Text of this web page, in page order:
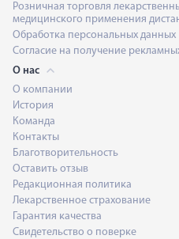
Розничная торговля
медицинского применения
Обработка персональных данных
Согласие на получение
О нас
О компании
История
Команда
Контакты
Благотворительность
Оставить отзыв
Редакционная политика
Лекарственное страхование
Гарантия качества
Свидетельство о поверке